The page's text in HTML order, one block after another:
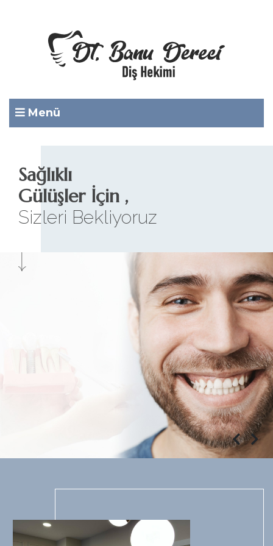
Menü
Sağlıklı
Gülüşler İçin ,
Sizleri Bekliyoruz